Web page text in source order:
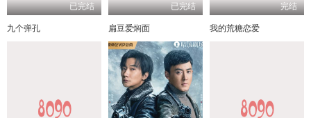
已完结
九个弹孔
已完结
扁豆爱焖面
完结
我的荒糖恋爱